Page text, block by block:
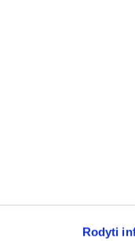
Rodyti
PRIVATUMO POLITIKA